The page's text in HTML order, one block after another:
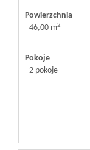
Powierzchnia
46,00 m2
Pokoje
2 pokoje